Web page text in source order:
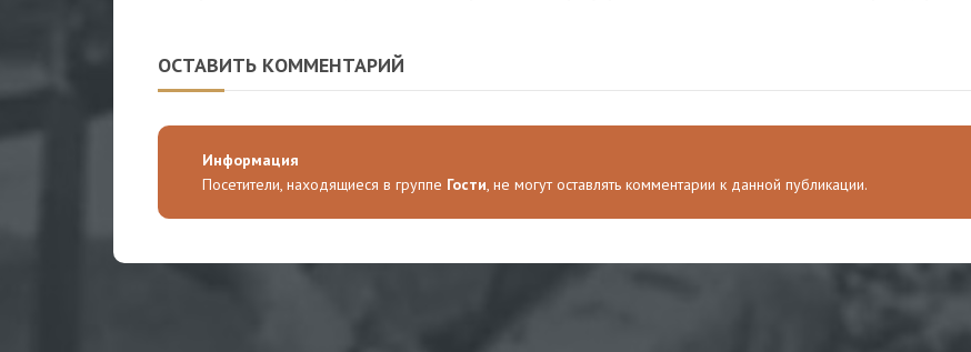
ОСТАВИТЬ КОММЕНТАРИЙ
Информация
Посетители, находящиеся в группе Гости, не могут оставлять комментарии к данной публикации.